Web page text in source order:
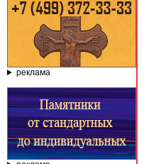
реклама